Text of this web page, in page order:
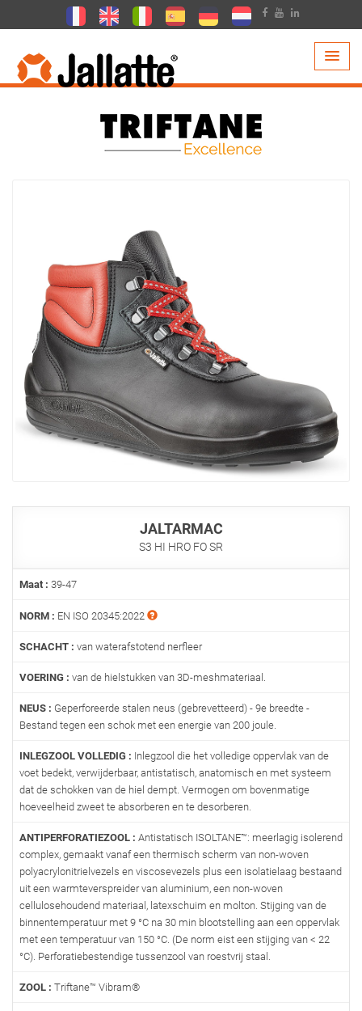
PRODUCTEN >COLLECTIE >
JALTARMAC
S3 HI HRO FO SR
Maat : 39-47
NORM : EN ISO 20345:2022
SCHACHT : van waterafstotend nerfleer
VOERING : van de hielstukken van 3D-meshmateriaal.
NEUS : Geperforeerde stalen neus (gebrevetteerd) - 9e breedte -
Bestand tegen een schok met een energie van 200 joule.
INLEGZOOL VOLLEDIG : Inlegzool die het volledige oppervlak van de
voet bedekt, verwijderbaar, antistatisch, anatomisch en met systeem
dat de schokken van de hiel dempt. Vermogen om bovenmatige
hoeveelheid zweet te absorberen en te desorberen.
ANTIPERFORATIEZOOL : Antistatisch ISOLTANE™: meerlagig isolerend
complex, gemaakt vanaf een thermisch scherm van non-woven
polyacrylonitrielvezels en viscosevezels plus een isolatielaag bestaand
uit een warmteverspreider van aluminium, een non-woven
cellulosehoudend materiaal, latexschuim en molton. Stijging van de
binnentemperatuur met 9 °C na 30 min blootstelling aan een oppervlak
met een temperatuur van 150 °C. (De norm eist een stijging van < 22
°C). Perforatiebestendige tussenzool van roestvrij staal.
ZOOL : Triftane™ Vibram®